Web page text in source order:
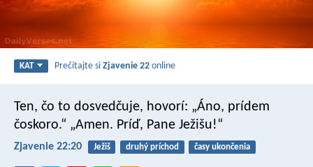
KAT Prečítajte siZjavenie 22 online
Ten, čo to dosvedčuje, hovorí: „Áno, prídem
čoskoro.“ „Amen. Príď, Pane Ježišu!“
Zjavenie 22:20 Ježiš druhý príchod časy ukončenia